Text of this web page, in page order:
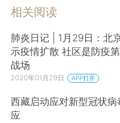
相关阅读
肺炎日记 | 1月29日：北
示疫情扩散 社区是防疫
战场
2020年01月29日 APP打开
西藏启动应对新型冠状
应